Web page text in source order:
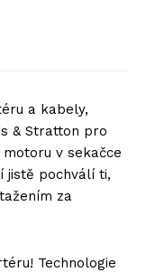
a kabely,
& Stratton pro
v sekačce
jistě pochválí ti,
za
Technologie